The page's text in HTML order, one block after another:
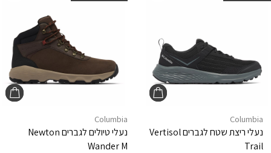
Columbia
נעלי ריצת שטח לגבריםVertisol
Trail
Columbia
נעלי טיולים לגבריםNewton
Wander M